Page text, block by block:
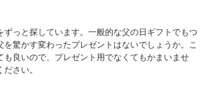
ずっと探しています。一般的な父の日ギフトでもつ
を驚かす変わったプレゼントはないでしょうか。こ
も良いので、プレゼント用でなくてもかまいませ
さい。